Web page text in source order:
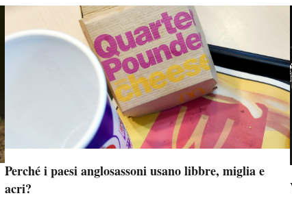
Perché i paesi anglosassoni usano libbre, miglia e
acri?